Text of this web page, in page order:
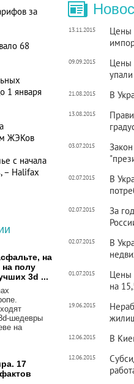
за
68
1 января
ЖЭКов
с начала
– Halifax
на
полу
3d ...
шедевры
на
17
13.11.2015
Цены
09.09.2015
Цены
21.08.2015 В
13.08.2015
03.07.2015
02.07.2015
В
02.07.2015
За
02.07.2015
В
01.07.2015
Цены
на
19.06.2015
12.06.2015 В
12.06.2015